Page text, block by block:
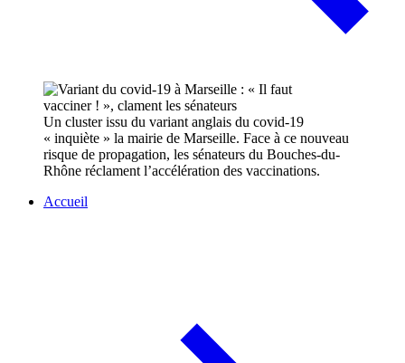
Un cluster issu du variant anglais du covid-19
« inquiète » la mairie de Marseille. Face à ce nouveau
risque de propagation, les sénateurs du Bouches-du-
Rhône réclament l’accélération des vaccinations.
Accueil